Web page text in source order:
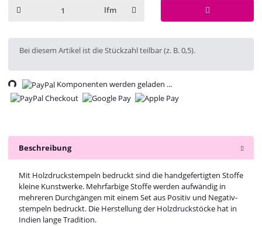
lfm
x
Bei diesem Artikel ist die Stückzahl teilbar (z. B. 0,5).
Komponenten werden geladen ...
Beschreibung
Mit Holzdruckstempeln bedruckt sind die handgefertigten Stoffe
kleine Kunstwerke. Mehrfarbige Stoffe werden aufwändig in
mehreren Durchgängen mit einem Set aus Positiv und Negativ-
stempeln bedruckt. Die Herstellung der Holzdruckstöcke hat in
Indien lange Tradition.